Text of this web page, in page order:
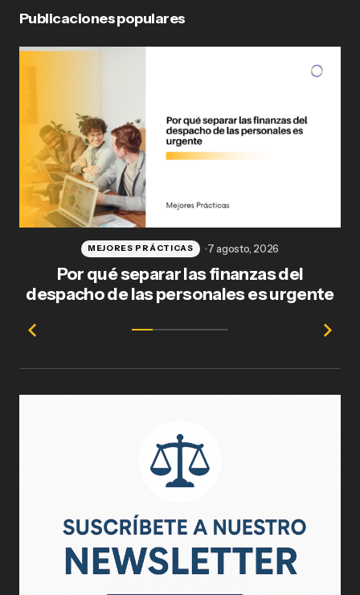
Publicaciones populares
Por qué separar las finanzas del
despacho de las personales es urgente
MEJORES PRÁCTICAS 7 agosto, 2026